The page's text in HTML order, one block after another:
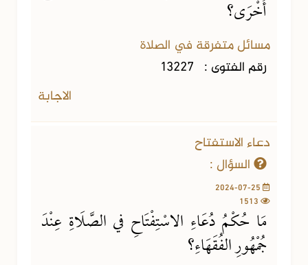
أُخْرَى؟
مسائل متفرقة في الصلاة
رقم الفتوى : 13227
الاجابة
دعاء الاستفتاح
السؤال :
مَا حُكْمُ دُعَاءِ الاسْتِفْتَاحِ في الصَّلَاةِ عِنْدَ
جُمْهُورِ الفُقَهَاءِ؟